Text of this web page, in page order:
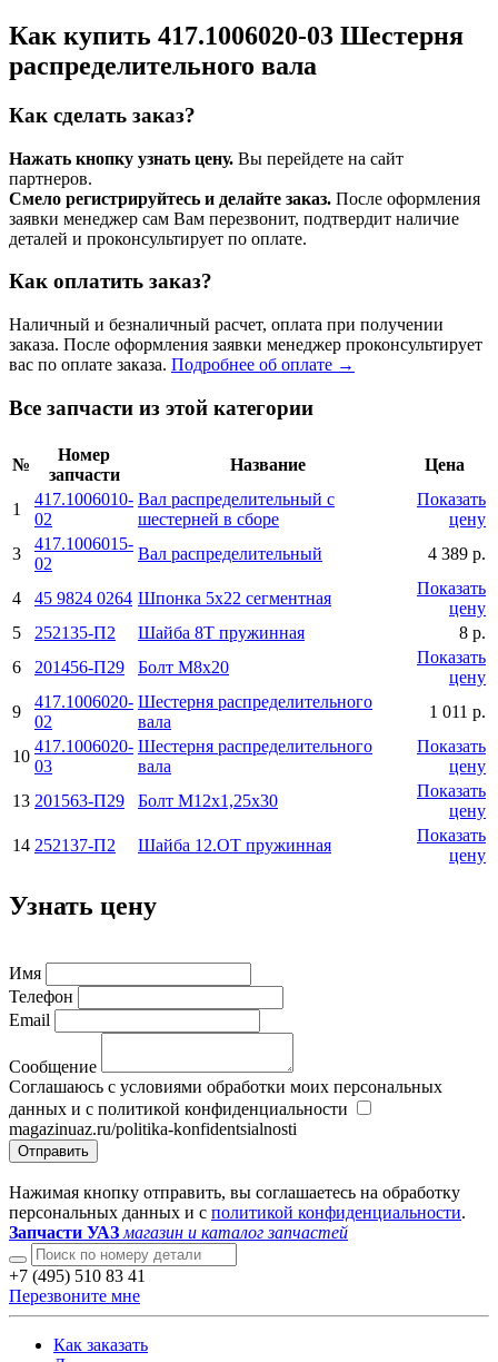
Как купить 417.1006020-03 Шестерня
распределительного вала
Как сделать заказ?
Нажать кнопку узнать цену. Вы перейдете на сайт
партнеров.
Смело регистрируйтесь и делайте заказ. После оформления
заявки менеджер сам Вам перезвонит, подтвердит наличие
деталей и проконсультирует по оплате.
Как оплатить заказ?
Наличный и безналичный расчет, оплата при получении
заказа. После оформления заявки менеджер проконсультирует
вас по оплате заказа. Подробнее об оплате →
Все запчасти из этой категории
№
Номер
запчасти
Название Цена
1
417.1006010-
02
Вал распределительный с
шестерней в сборе
Показать
цену
3
417.1006015-
02
Вал распределительный 4 389 р.
4 45 9824 0264 Шпонка 5х22 сегментная
Показать
цену
5
252135-П2 Шайба 8Т пружинная
8 р.
6
201456-П29 Болт М8х20
Показать
цену
9
417.1006020-
02
Шестерня распределительного
вала
1 011 р.
10
417.1006020-
03
Шестерня распределительного
вала
Показать
цену
13 201563-П29 Болт М12х1,25х30
Показать
цену
14 252137-П2 Шайба 12.ОТ пружинная
Показать
цену
Узнать цену
Имя
Телефон
Email
Сообщение
Соглашаюсь с условиями обработки моих персональных
данных и с политикой конфиденциальности
magazinuaz.ru/politika-konfidentsialnosti
Отправить
Нажимая кнопку отправить, вы соглашаетесь на обработку
персональных данных и с политикой конфиденциальности.
Запчасти УАЗ магазин и каталог запчастей
+7 (495) 510 83 41
Перезвоните мне
Как заказать